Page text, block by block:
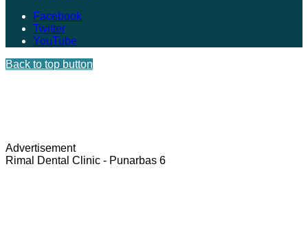
Facebook
Twitter
YouTube
Back to top button
Advertisement
Rimal Dental Clinic - Punarbas 6